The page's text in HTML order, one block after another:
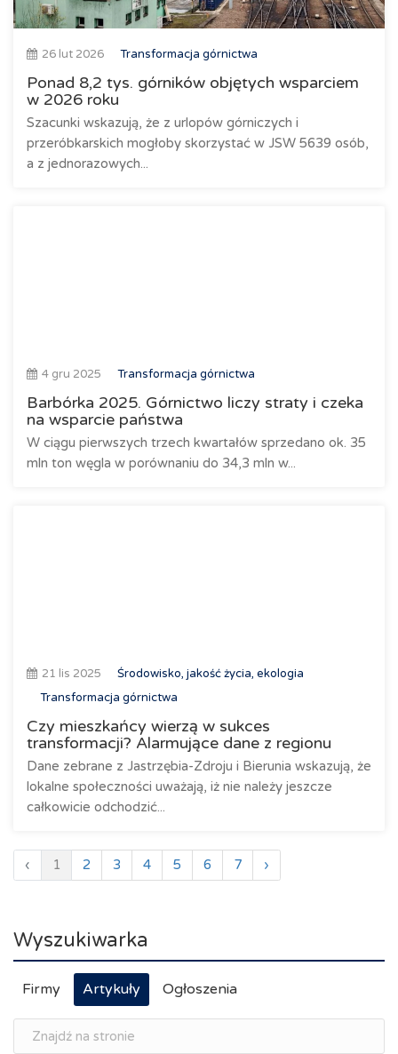
26 lut 2026 Transformacja górnictwa
Ponad 8,2 tys. górników objętych wsparciem
w 2026 roku
Szacunki wskazują, że z urlopów górniczych i
przeróbkarskich mogłoby skorzystać w JSW 5639 osób,
a z jednorazowych...
4 gru 2025 Transformacja górnictwa
Barbórka 2025. Górnictwo liczy straty i czeka
na wsparcie państwa
W ciągu pierwszych trzech kwartałów sprzedano ok. 35
mln ton węgla w porównaniu do 34,3 mln w...
21 lis 2025
Środowisko, jakość życia, ekologia
Transformacja górnictwa
Czy mieszkańcy wierzą w sukces
transformacji? Alarmujące dane z regionu
Dane zebrane z Jastrzębia-Zdroju i Bierunia wskazują, że
lokalne społeczności uważają, iż nie należy jeszcze
całkowicie odchodzić...
‹ 1 2 3 4 5 6 7 ›
Wyszukiwarka
Firmy Artykuły Ogłoszenia